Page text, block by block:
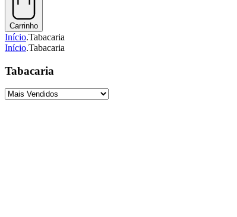
Carrinho
Início.Tabacaria
Início.Tabacaria
Tabacaria